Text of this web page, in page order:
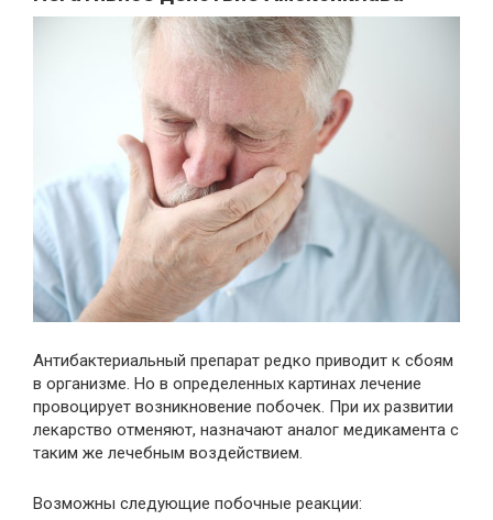
Антибактериальный препарат редко приводит к сбоям
в организме. Но в определенных картинах лечение
провоцирует возникновение побочек. При их развитии
лекарство отменяют, назначают аналог медикамента с
таким же лечебным воздействием.
Возможны следующие побочные реакции: